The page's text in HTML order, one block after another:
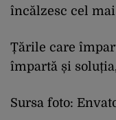
încălzesc cel
Țările care
împartă și
Sursa foto: